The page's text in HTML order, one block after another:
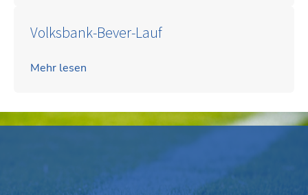
Volksbank-Bever-Lauf
Mehr lesen